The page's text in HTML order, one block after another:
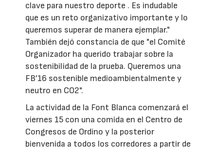
clave para nuestro deporte . Es indudable
que es un reto organizativo importante y lo
queremos superar de manera ejemplar."
También dejó constancia de que "el Comité
Organizador ha querido trabajar sobre la
sostenibilidad de la prueba. Queremos una
FB’16 sostenible medioambientalmente y
neutro en CO2".
La actividad de la Font Blanca comenzará el
viernes 15 con una comida en el Centro de
Congresos de Ordino y la posterior
bienvenida a todos los corredores a partir de